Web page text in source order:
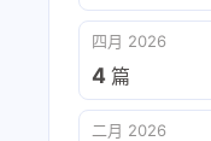
四月 2026
4 篇
二月 2026